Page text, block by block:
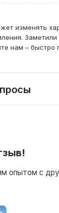
1 год,
изменять
нам – быстро
опытом с